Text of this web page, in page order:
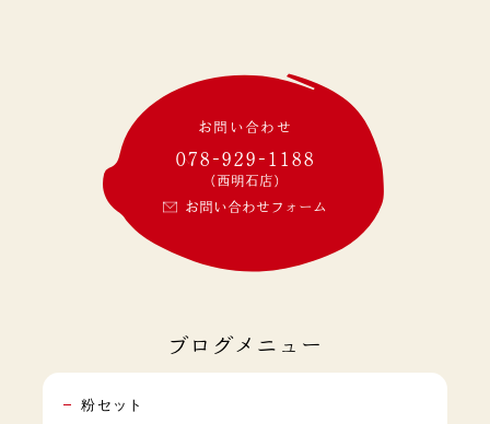
お問い合わせ
078-929-1188
(西明石店)
お問い合わせフォーム
ブログメニュー
粉セット